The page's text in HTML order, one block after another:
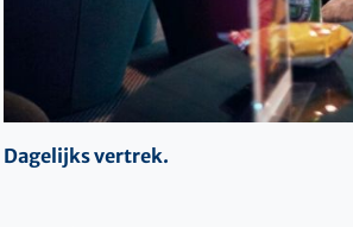
Dagelijks vertrek.